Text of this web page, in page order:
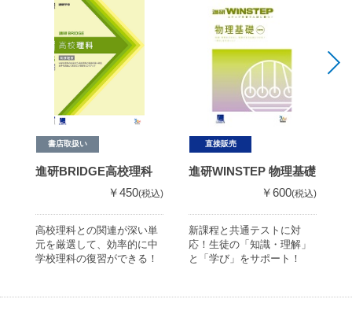
書店取扱い
進研BRIDGE高校理科
￥450(税込)
高校理科との関連が深い単
元を厳選して、効率的に中
学校理科の復習ができる！
直接販売
進研WINSTEP 物理基礎
￥600(税込)
新課程と共通テストに対
応！生徒の「知識・理解」
と「学び」をサポート！